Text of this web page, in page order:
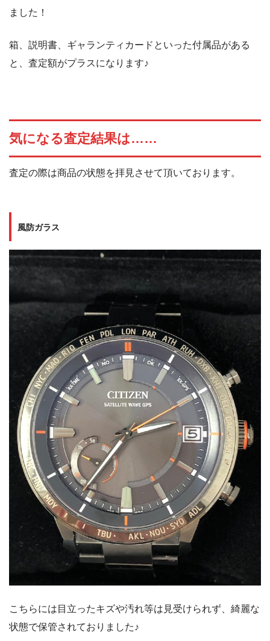
ました！
箱、説明書、ギャランティカードといった付属品がある
と、査定額がプラスになります♪
気になる査定結果は……
査定の際は商品の状態を拝見させて頂いております。
風防ガラス
こちらには目立ったキズや汚れ等は見受けられず、綺麗な
状態で保管されておりました♪